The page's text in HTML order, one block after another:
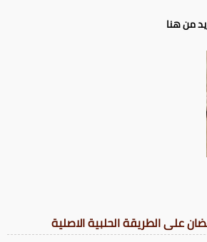
من هنا
على الطريقة الحلبية الاصلية